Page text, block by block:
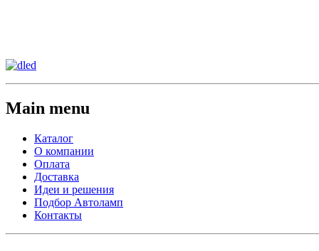
Main menu
Каталог
О компании
Оплата
Доставка
Идеи и решения
Подбор Автоламп
Контакты